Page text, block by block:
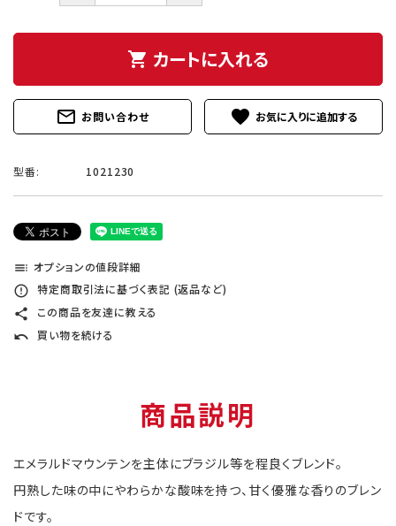
shopping_cart カートに入れる
mail_outline お問い合わせ favorite
型番: 1021230
toc オプションの値段詳細
error_outline 特定商取引法に基づく表記 (返品など)
share この商品を友達に教える
undo 買い物を続ける
商品説明
エメラルドマウンテンを主体にブラジル等を程良くブレンド。
円熟した味の中にやわらかな酸味を持つ、甘く優雅な香りのブレン
ドです。